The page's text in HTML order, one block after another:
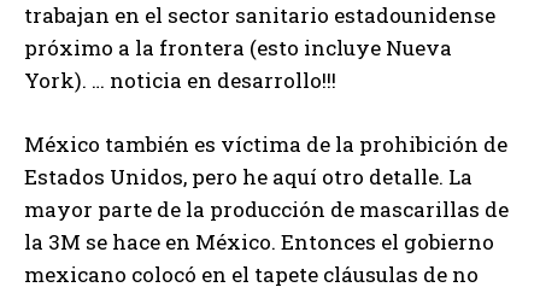
trabajan en el sector sanitario estadounidense
próximo a la frontera (esto incluye Nueva
York). … noticia en desarrollo!!!
México también es víctima de la prohibición de
Estados Unidos, pero he aquí otro detalle. La
mayor parte de la producción de mascarillas de
la 3M se hace en México. Entonces el gobierno
mexicano colocó en el tapete cláusulas de no